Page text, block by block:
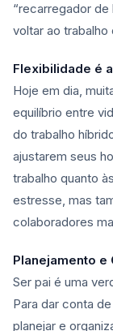
“recarregador de
voltar ao
Flexibilidade é
Hoje em dia,
equilíbrio entre
do trabalho
ajustarem seus
trabalho quanto
estresse, mas
colaboradores
Planejamento e
Ser pai é uma
Para dar conta
planejar e